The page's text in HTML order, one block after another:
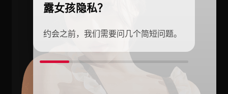
露女孩隐私？
约会之前，我们需要问几个简短问题。